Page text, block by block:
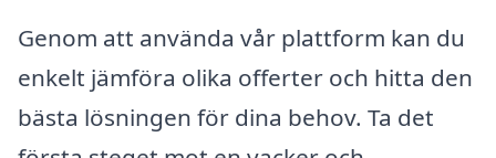
Genom att använda vår plattform kan du
enkelt jämföra olika offerter och hitta den
bästa lösningen för dina behov. Ta det